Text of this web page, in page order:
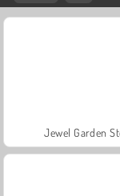
Jewel Garden